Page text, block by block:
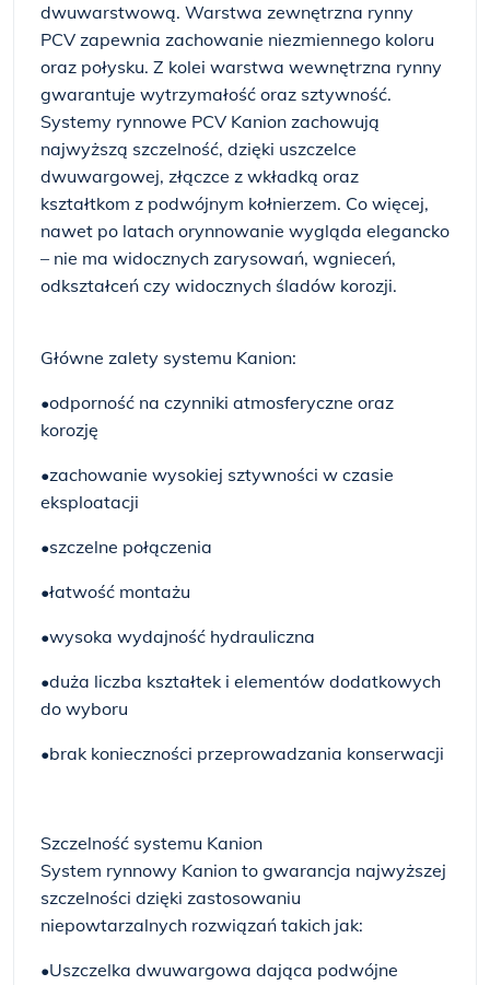
dwuwarstwową. Warstwa zewnętrzna rynny
PCV zapewnia zachowanie niezmiennego koloru
oraz połysku. Z kolei warstwa wewnętrzna rynny
gwarantuje wytrzymałość oraz sztywność.
Systemy rynnowe PCV Kanion zachowują
najwyższą szczelność, dzięki uszczelce
dwuwargowej, złączce z wkładką oraz
kształtkom z podwójnym kołnierzem. Co więcej,
nawet po latach orynnowanie wygląda elegancko
– nie ma widocznych zarysowań, wgnieceń,
odkształceń czy widocznych śladów korozji.
Główne zalety systemu Kanion:
•odporność na czynniki atmosferyczne oraz
korozję
•zachowanie wysokiej sztywności w czasie
eksploatacji
•szczelne połączenia
•łatwość montażu
•wysoka wydajność hydrauliczna
•duża liczba kształtek i elementów dodatkowych
do wyboru
•brak konieczności przeprowadzania konserwacji
Szczelność systemu Kanion
System rynnowy Kanion to gwarancja najwyższej
szczelności dzięki zastosowaniu
niepowtarzalnych rozwiązań takich jak:
•Uszczelka dwuwargowa dająca podwójne